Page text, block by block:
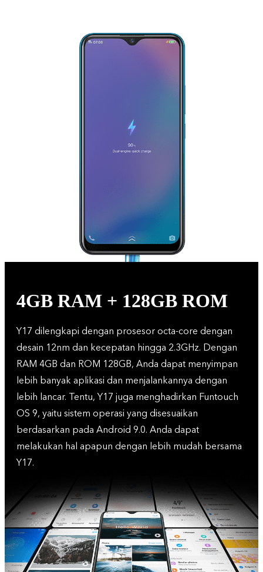
4GB RAM + 128GB ROM
Y17 dilengkapi dengan prosesor octa-core dengan
desain 12nm dan kecepatan hingga 2.3GHz. Dengan
RAM 4GB dan ROM 128GB, Anda dapat menyimpan
lebih banyak aplikasi dan menjalankannya dengan
lebih lancar. Tentu, Y17 juga menghadirkan Funtouch
OS 9, yaitu sistem operasi yang disesuaikan
berdasarkan pada Android 9.0. Anda dapat
melakukan hal apapun dengan lebih mudah bersama
Y17.